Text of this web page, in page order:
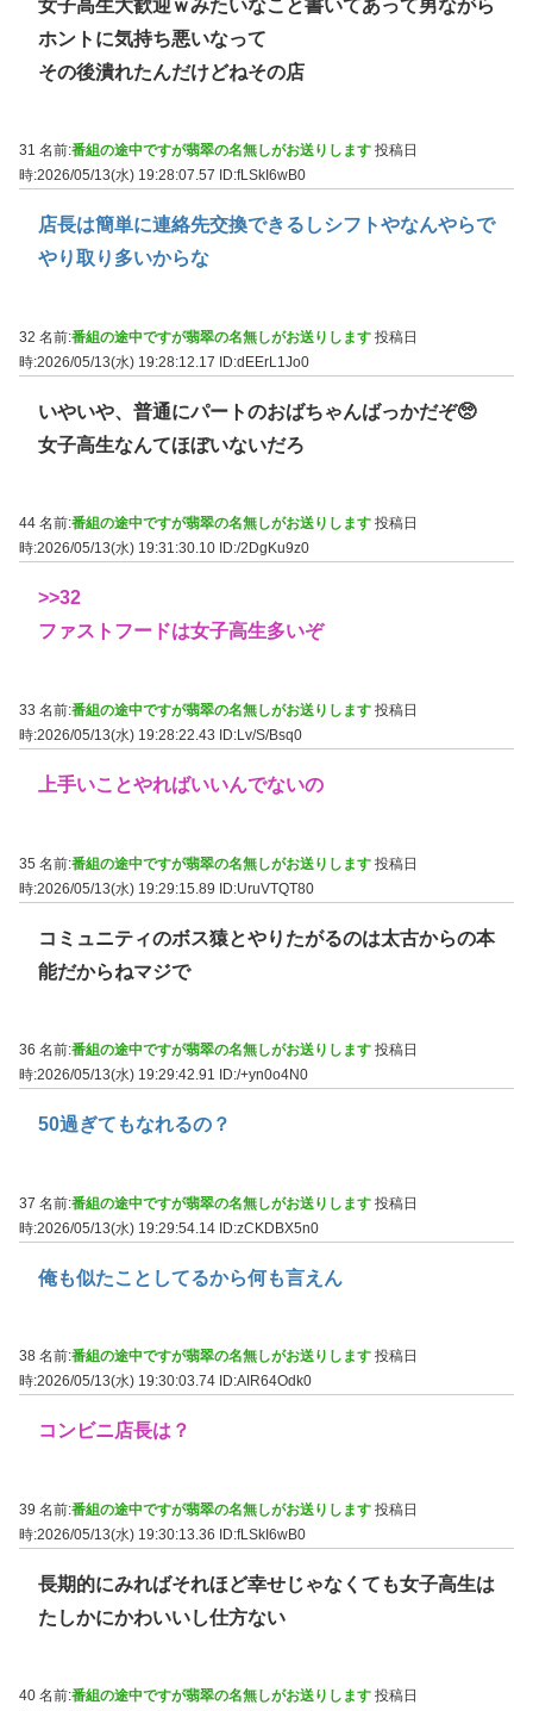
女子高生大歓迎ｗみたいなこと書いてあって男ながら
ホントに気持ち悪いなって
その後潰れたんだけどねその店
31 名前:番組の途中ですが翡翠の名無しがお送りします 投稿日
時:2026/05/13(水) 19:28:07.57
ID:fLSkI6wB0
店長は簡単に連絡先交換できるしシフトやなんやらで
やり取り多いからな
32 名前:番組の途中ですが翡翠の名無しがお送りします 投稿日
時:2026/05/13(水) 19:28:12.17 ID:dEErL1Jo0
いやいや、普通にパートのおばちゃんばっかだぞ🥺
女子高生なんてほぼいないだろ
44 名前:番組の途中ですが翡翠の名無しがお送りします 投稿日
時:2026/05/13(水) 19:31:30.10 ID:/2DgKu9z0
>>32
ファストフードは女子高生多いぞ
33 名前:番組の途中ですが翡翠の名無しがお送りします 投稿日
時:2026/05/13(水) 19:28:22.43
ID:Lv/S/Bsq0
上手いことやればいいんでないの
35 名前:番組の途中ですが翡翠の名無しがお送りします 投稿日
時:2026/05/13(水) 19:29:15.89 ID:UruVTQT80
コミュニティのボス猿とやりたがるのは太古からの本
能だからねマジで
36 名前:番組の途中ですが翡翠の名無しがお送りします 投稿日
時:2026/05/13(水) 19:29:42.91
ID:/+yn0o4N0
50過ぎてもなれるの？
37 名前:番組の途中ですが翡翠の名無しがお送りします 投稿日
時:2026/05/13(水) 19:29:54.14 ID:zCKDBX5n0
俺も似たことしてるから何も言えん
38 名前:番組の途中ですが翡翠の名無しがお送りします 投稿日
時:2026/05/13(水) 19:30:03.74 ID:AIR64Odk0
コンビニ店長は？
39 名前:番組の途中ですが翡翠の名無しがお送りします 投稿日
時:2026/05/13(水) 19:30:13.36 ID:fLSkI6wB0
長期的にみればそれほど幸せじゃなくても女子高生は
たしかにかわいいし仕方ない
40 名前:番組の途中ですが翡翠の名無しがお送りします 投稿日